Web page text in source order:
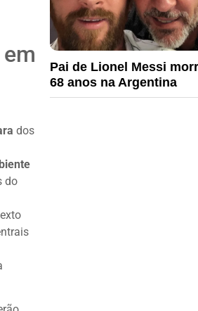
dos
do
Pai de Lionel Messi
68 anos na Argentina